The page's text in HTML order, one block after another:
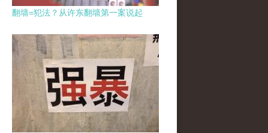
翻墙=犯法？从许东翻墙第一案说起